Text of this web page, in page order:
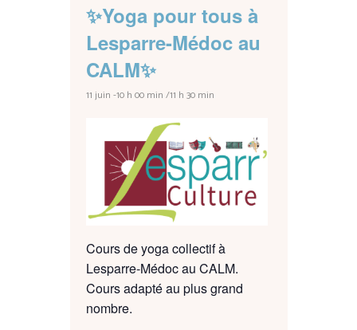
✨Yoga pour tous à
Lesparre-Médoc au
CALM✨
11 juin -10 h 00 min /11 h 30 min
Cours de yoga collectif à
Lesparre-Médoc au CALM.
Cours adapté au plus grand
nombre.